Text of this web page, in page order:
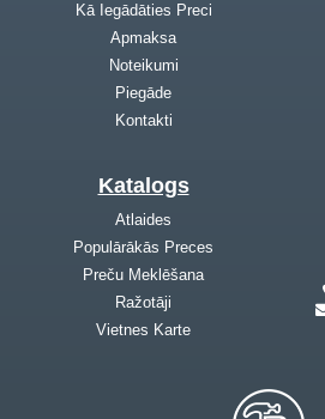
Kā Iegādāties Preci
Apmaksa
Noteikumi
Piegāde
Kontakti
Katalogs
Atlaides
Populārākās Preces
Preču Meklēšana
Ražotāji
Vietnes Karte